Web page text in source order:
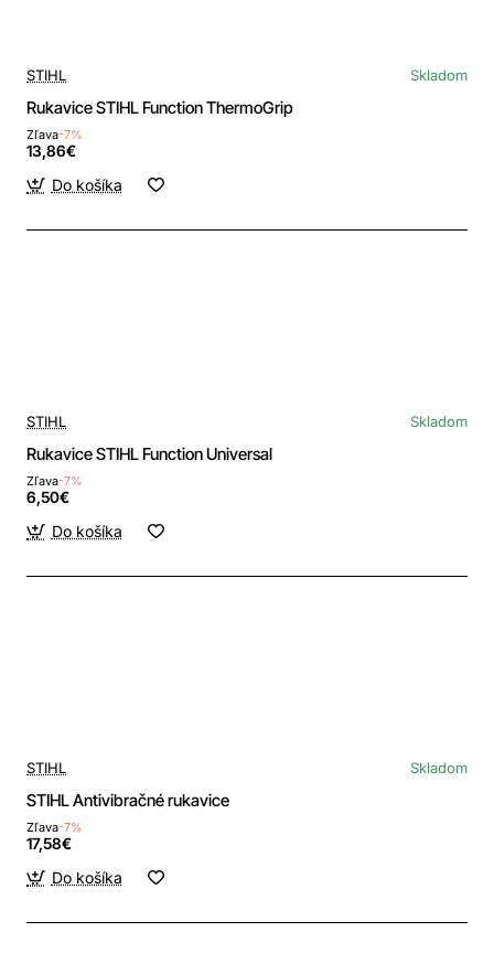
STIHL Skladom
Rukavice STIHL Function ThermoGrip
Zľava-7%
13,86€
Do košíka
STIHL Skladom
Rukavice STIHL Function Universal
Zľava-7%
6,50€
Do košíka
STIHL Skladom
STIHL Antivibračné rukavice
Zľava-7%
17,58€
Do košíka